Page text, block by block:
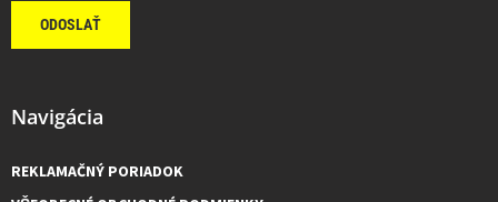
ODOSLAŤ
Navigácia
REKLAMAČNÝ PORIADOK